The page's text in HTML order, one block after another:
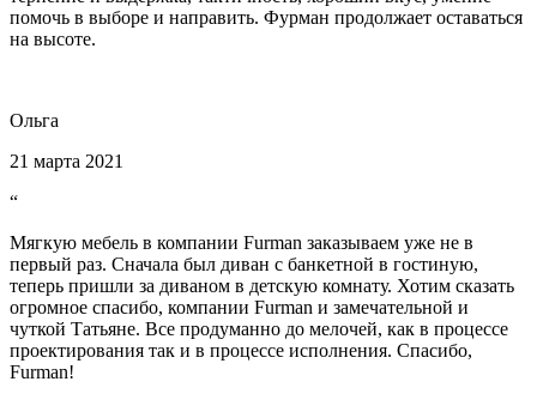
помочь в выборе и направить. Фурман продолжает оставаться
на высоте.
Ольга
21 марта 2021
“
Мягкую мебель в компании Furman заказываем уже не в
первый раз. Сначала был диван с банкетной в гостиную,
теперь пришли за диваном в детскую комнату. Хотим сказать
огромное спасибо, компании Furman и замечательной и
чуткой Татьяне. Все продуманно до мелочей, как в процессе
проектирования так и в процессе исполнения. Спасибо,
Furman!